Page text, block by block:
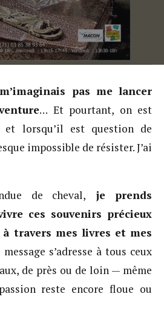
pas me lancer
… Et pourtant, on est
et lorsqu’il est question de
impossible de résister. J’ai
de cheval, je prends
ces souvenirs précieux
travers mes livres et mes
message s’adresse à tous ceux
de près ou de loin — même
reste encore floue ou